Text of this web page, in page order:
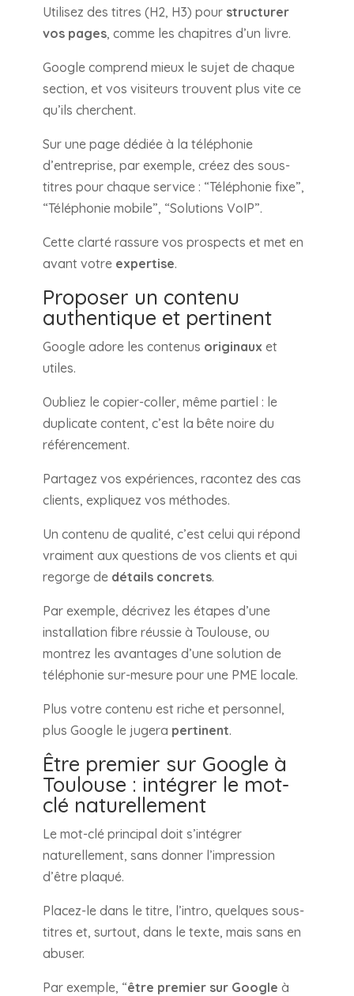
Utilisez des titres (H2, H3) pour structurer
vos pages, comme les chapitres d’un livre.
Google comprend mieux le sujet de chaque
section, et vos visiteurs trouvent plus vite ce
qu’ils cherchent.
Sur une page dédiée à la téléphonie
d’entreprise, par exemple, créez des sous-
titres pour chaque service : “Téléphonie fixe”,
“Téléphonie mobile”, “Solutions VoIP”.
Cette clarté rassure vos prospects et met en
avant votre expertise.
Proposer un contenu
authentique et pertinent
Google adore les contenus originaux et
utiles.
Oubliez le copier-coller, même partiel : le
duplicate content, c’est la bête noire du
référencement.
Partagez vos expériences, racontez des cas
clients, expliquez vos méthodes.
Un contenu de qualité, c’est celui qui répond
vraiment aux questions de vos clients et qui
regorge de détails concrets.
Par exemple, décrivez les étapes d’une
installation fibre réussie à Toulouse, ou
montrez les avantages d’une solution de
téléphonie sur-mesure pour une PME locale.
Plus votre contenu est riche et personnel,
plus Google le jugera pertinent.
Être premier sur Google à
Toulouse : intégrer le mot-
clé naturellement
Le mot-clé principal doit s’intégrer
naturellement, sans donner l’impression
d’être plaqué.
Placez-le dans le titre, l’intro, quelques sous-
titres et, surtout, dans le texte, mais sans en
abuser.
Par exemple, “être premier sur Google à